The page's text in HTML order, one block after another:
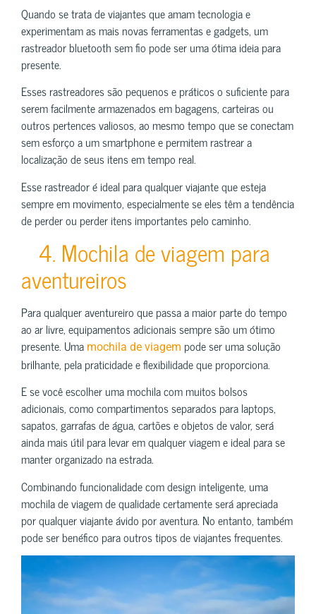
Quando se trata de viajantes que amam tecnologia e
experimentam as mais novas ferramentas e gadgets, um
rastreador bluetooth sem fio pode ser uma ótima ideia para
presente.
Esses rastreadores são pequenos e práticos o suficiente para
serem facilmente armazenados em bagagens, carteiras ou
outros pertences valiosos, ao mesmo tempo que se conectam
sem esforço a um smartphone e permitem rastrear a
localização de seus itens em tempo real.
Esse rastreador é ideal para qualquer viajante que esteja
sempre em movimento, especialmente se eles têm a tendência
de perder ou perder itens importantes pelo caminho.
4. Mochila de viagem para
aventureiros
Para qualquer aventureiro que passa a maior parte do tempo
ao ar livre, equipamentos adicionais sempre são um ótimo
presente. Uma mochila de viagem pode ser uma solução
brilhante, pela praticidade e flexibilidade que proporciona.
E se você escolher uma mochila com muitos bolsos
adicionais, como compartimentos separados para laptops,
sapatos, garrafas de água, cartões e objetos de valor, será
ainda mais útil para levar em qualquer viagem e ideal para se
manter organizado na estrada.
Combinando funcionalidade com design inteligente, uma
mochila de viagem de qualidade certamente será apreciada
por qualquer viajante ávido por aventura. No entanto, também
pode ser benéfico para outros tipos de viajantes frequentes.